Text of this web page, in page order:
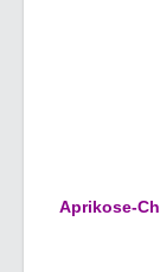
Aprikose-